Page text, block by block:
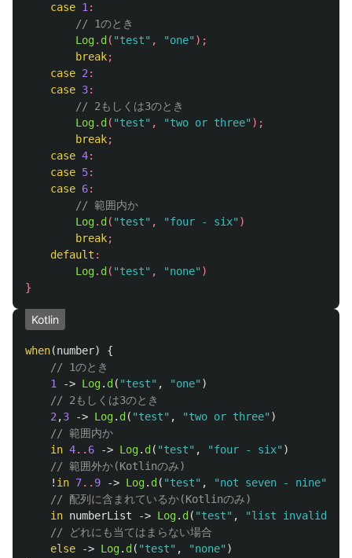
case 1 :
// 1のとき
Log. d ( "test" , "one" );
break;
case 2 :
case 3:
// 2もしくは3のとき
Log. d ( "test" , "two or three" );
break;
case 4:
case 5:
case 6:
// 範囲内か
Log. d ( "test" , "four - six" )
break;
default :
Log. d ( "test" , "none" )
}
Kotlin
when(number)
{
// 1のとき
1
-> Log. d ( "test" , "one" )
// 2もしくは3のとき
2 ,3 -> Log. d ( "test" , "two or three" )
// 範囲内か
in 4.. 6 -> Log. d ( "test" , "four - six" )
// 範囲外か(Kotlinのみ)
! in 7.. 9 -> Log. d ( "test" , "not seven - nine"
// 配列に含まれているか(Kotlinのみ)
in numberList -> Log. d ( "test" , "list invalid"
// どれにも当てはまらない場合
else
-> Log. d ( "test" , "none" )